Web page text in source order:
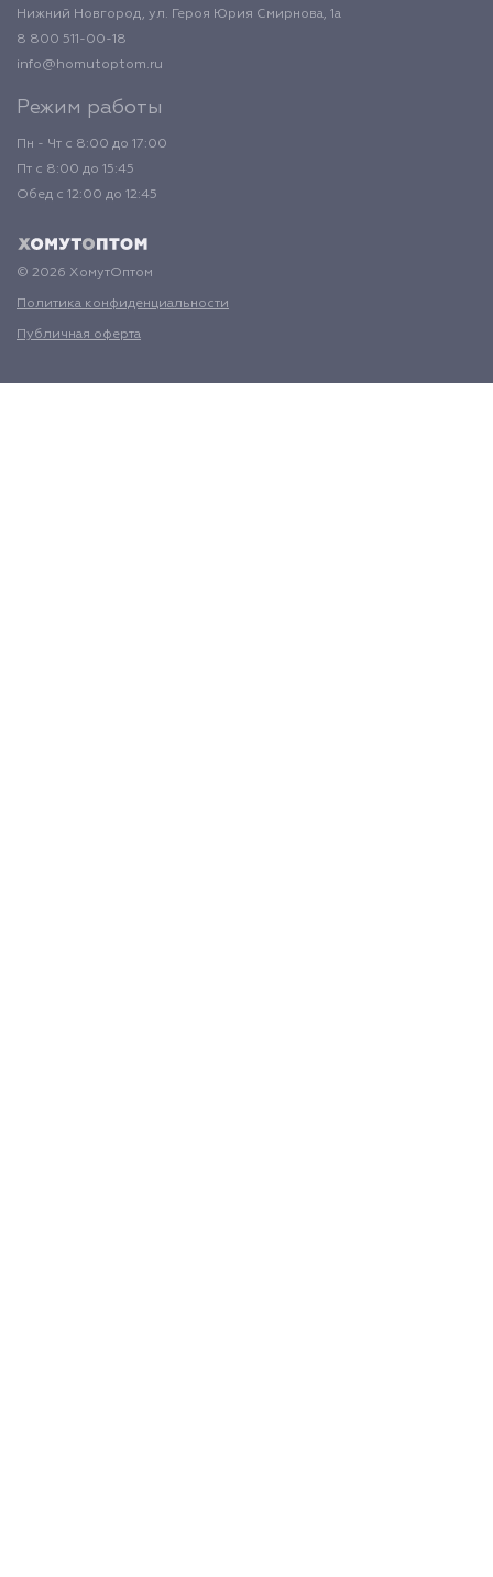
Нижний Новгород, ул. Героя Юрия Смирнова, 1а
8 800 511-00-18
info@homutoptom.ru
Режим работы
Пн - Чт с 8:00 до 17:00
Пт с 8:00 до 15:45
Обед с 12:00 до 12:45
© 2026 ХомутОптом
Политика конфиденциальности
Публичная оферта